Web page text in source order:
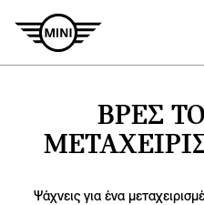
ΒΡΕΣ
Ψάχνεις για ένα